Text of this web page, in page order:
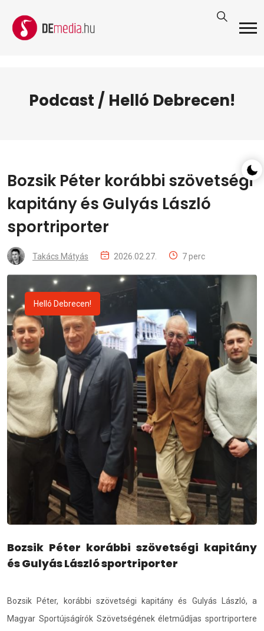
Podcast / Helló Debrecen!
Bozsik Péter korábbi szövetségi
kapitány és Gulyás László
sportriporter
Takács Mátyás 2026.02.27. 7 perc
Helló Debrecen!
Bozsik Péter korábbi szövetségi kapitány
és Gulyás László sportriporter
Bozsik Péter, korábbi szövetségi kapitány és Gulyás László, a
Magyar Sportújságírók Szövetségének életműdíjas sportriportere